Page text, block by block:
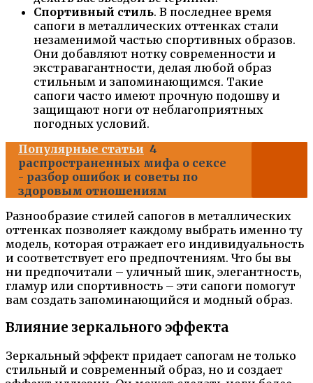
Спортивный стиль. В последнее время
сапоги в металлических оттенках стали
незаменимой частью спортивных образов.
Они добавляют нотку современности и
экстравагантности, делая любой образ
стильным и запоминающимся. Такие
сапоги часто имеют прочную подошву и
защищают ноги от неблагоприятных
погодных условий.
Популярные статьи 4
распространенных мифа о сексе
- разбор ошибок и советы по
здоровым отношениям
Разнообразие стилей сапогов в металлических
оттенках позволяет каждому выбрать именно ту
модель, которая отражает его индивидуальность
и соответствует его предпочтениям. Что бы вы
ни предпочитали – уличный шик, элегантность,
гламур или спортивность – эти сапоги помогут
вам создать запоминающийся и модный образ.
Влияние зеркального эффекта
Зеркальный эффект придает сапогам не только
стильный и современный образ, но и создает